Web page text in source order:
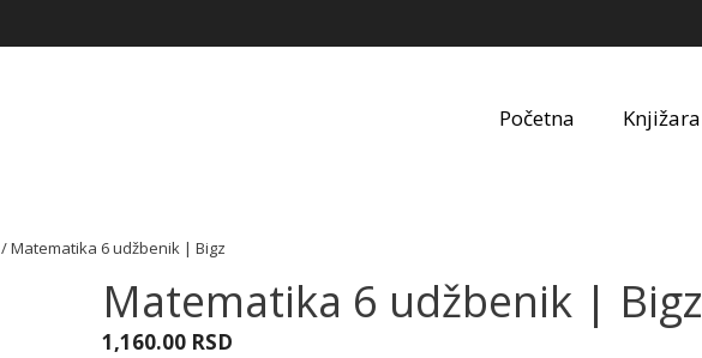
Početna Knjižara
/ Matematika 6 udžbenik | Bigz
Matematika 6 udžbenik | Bigz
1,160.00 RSD